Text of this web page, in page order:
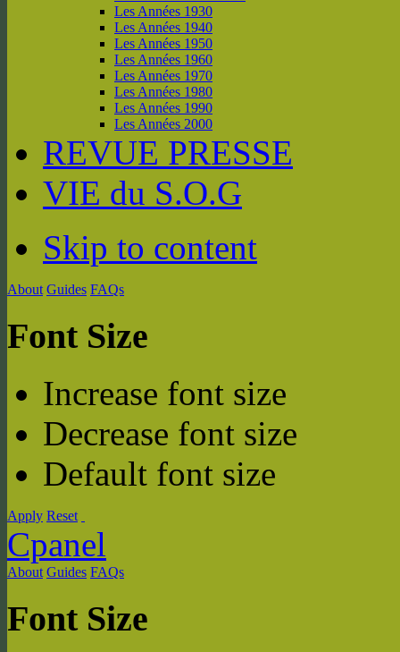
Les Années 1930
Les Années 1940
Les Années 1950
Les Années 1960
Les Années 1970
Les Années 1980
Les Années 1990
Les Années 2000
REVUE PRESSE
VIE du S.O.G
Skip to content
About Guides FAQs
Font Size
Increase font size
Decrease font size
Default font size
Apply Reset
Cpanel
About Guides FAQs
Font Size